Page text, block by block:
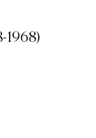
1968)